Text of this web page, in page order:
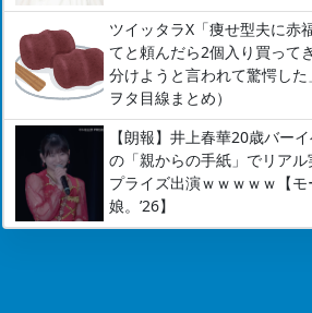
ツイッタラX「痩せ型夫に赤
てと頼んだら2個入り買って
分けようと言われて驚愕した
ヲタ目線まとめ）
【朗報】井上春華20歳バー
の「親からの手紙」でリア
プライズ出演ｗｗｗｗｗ【
娘。’26】